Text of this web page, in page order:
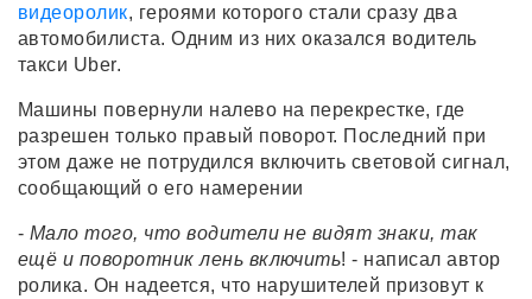
видеоролик, героями которого стали сразу два
автомобилиста. Одним из них оказался водитель
такси Uber.
Машины повернули налево на перекрестке, где
разрешен только правый поворот. Последний при
этом даже не потрудился включить световой сигнал,
сообщающий о его намерении
- Мало того, что водители не видят знаки, так
ещё и поворотник лень включить! - написал автор
ролика. Он надеется, что нарушителей призовут к